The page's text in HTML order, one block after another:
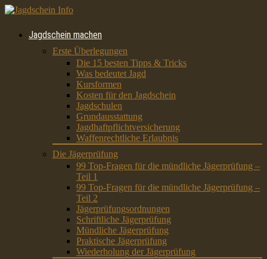
Jagdschein machen
Erste Überlegungen
Die 15 besten Tipps & Tricks
Was bedeutet Jagd
Kursformen
Kosten für den Jagdschein
Jagdschulen
Grundausstattung
Jagdhaftpflichtversicherung
Waffenrechtliche Erlaubnis
Die Jägerprüfung
99 Top-Fragen für die mündliche Jägerprüfung –
Teil 1
99 Top-Fragen für die mündliche Jägerprüfung –
Teil 2
Jägerprüfungsordnungen
Schriftliche Jägerprüfung
Mündliche Jägerprüfung
Praktische Jägerprüfung
Wiederholung der Jägerprüfung